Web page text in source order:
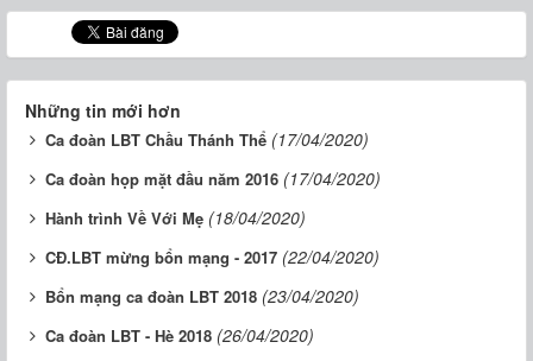
Những tin mới hơn
Ca đoàn LBT Chầu Thánh Thể (17/04/2020)
Ca đoàn họp mặt đầu năm 2016 (17/04/2020)
Hành trình Về Với Mẹ (18/04/2020)
CĐ.LBT mừng bổn mạng - 2017 (22/04/2020)
Bổn mạng ca đoàn LBT 2018 (23/04/2020)
Ca đoàn LBT - Hè 2018 (26/04/2020)